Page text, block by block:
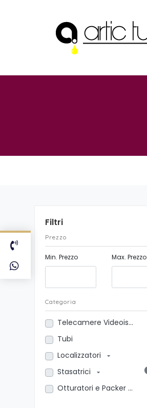
Filtri
Prezzo
Min. Prezzo Max. Prezzo
Categoria
Telecamere Videoispezione
Tubi
Localizzatori
Stasatrici
Otturatori e Packer